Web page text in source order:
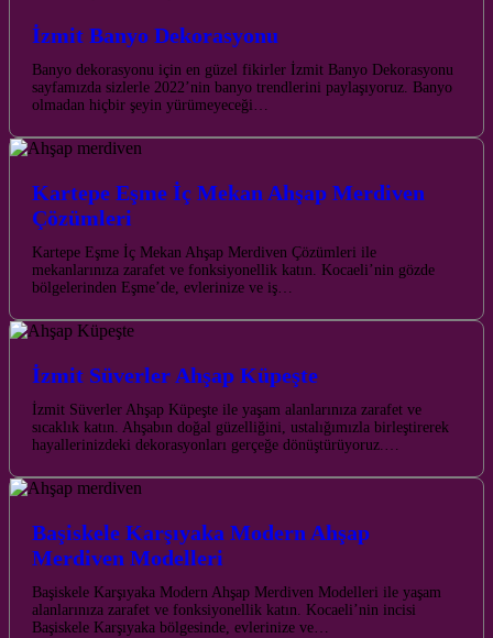
İzmit Banyo Dekorasyonu
Banyo dekorasyonu için en güzel fikirler İzmit Banyo Dekorasyonu
sayfamızda sizlerle 2022’nin banyo trendlerini paylaşıyoruz. Banyo
olmadan hiçbir şeyin yürümeyeceği…
Kartepe Eşme İç Mekan Ahşap Merdiven
Çözümleri
Kartepe Eşme İç Mekan Ahşap Merdiven Çözümleri ile
mekanlarınıza zarafet ve fonksiyonellik katın. Kocaeli’nin gözde
bölgelerinden Eşme’de, evlerinize ve iş…
İzmit Süverler Ahşap Küpeşte
İzmit Süverler Ahşap Küpeşte ile yaşam alanlarınıza zarafet ve
sıcaklık katın. Ahşabın doğal güzelliğini, ustalığımızla birleştirerek
hayallerinizdeki dekorasyonları gerçeğe dönüştürüyoruz.…
Başiskele Karşıyaka Modern Ahşap
Merdiven Modelleri
Başiskele Karşıyaka Modern Ahşap Merdiven Modelleri ile yaşam
alanlarınıza zarafet ve fonksiyonellik katın. Kocaeli’nin incisi
Başiskele Karşıyaka bölgesinde, evlerinize ve…